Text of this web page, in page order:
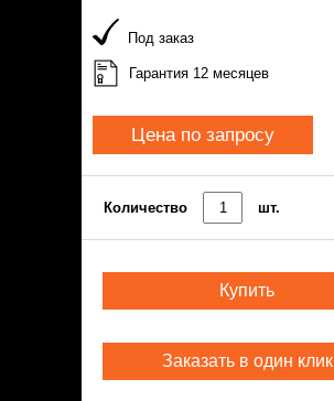
Под заказ
Гарантия 12 месяцев
Цена по запросу
Количество шт.
Купить
Заказать в один клик